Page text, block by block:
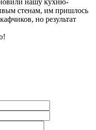
стенам, им пришлось
но результат